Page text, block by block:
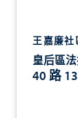
王嘉廉社
皇后區
40 路